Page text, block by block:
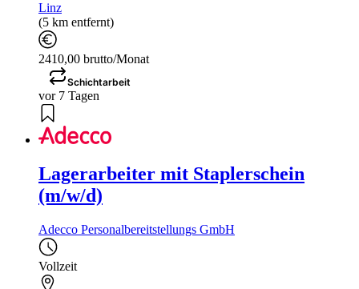
Linz
(5 km entfernt)
2410,00 brutto/Monat
Schichtarbeit
vor 7 Tagen
Lagerarbeiter mit Staplerschein
(m/w/d)
Adecco Personalbereitstellungs GmbH
Vollzeit